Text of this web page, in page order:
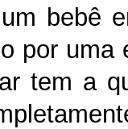
bebê
por uma
tem a